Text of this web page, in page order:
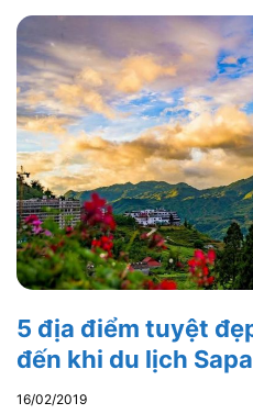
5 địa điểm tuyệt
đến khi du lịch Sapa
16/02/2019